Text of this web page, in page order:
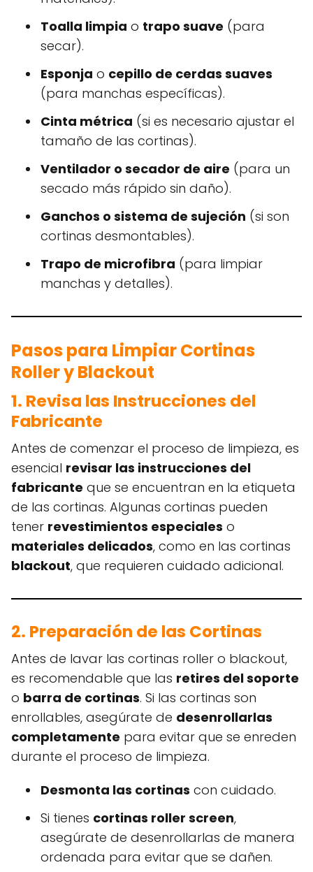
Toalla limpia o trapo suave (para
secar).
Esponja o cepillo de cerdas suaves
(para manchas específicas).
Cinta métrica (si es necesario ajustar el
tamaño de las cortinas).
Ventilador o secador de aire (para un
secado más rápido sin daño).
Ganchos o sistema de sujeción (si son
cortinas desmontables).
Trapo de microfibra (para limpiar
manchas y detalles).
Pasos para Limpiar Cortinas
Roller y Blackout
1. Revisa las Instrucciones del
Fabricante
Antes de comenzar el proceso de limpieza, es
esencial revisar las instrucciones del
fabricante que se encuentran en la etiqueta
de las cortinas. Algunas cortinas pueden
tener revestimientos especiales o
materiales delicados, como en las cortinas
blackout, que requieren cuidado adicional.
2. Preparación de las Cortinas
Antes de lavar las cortinas roller o blackout,
es recomendable que las retires del soporte
o barra de cortinas. Si las cortinas son
enrollables, asegúrate de desenrollarlas
completamente para evitar que se enreden
durante el proceso de limpieza.
Desmonta las cortinas con cuidado.
Si tienes cortinas roller screen,
asegúrate de desenrollarlas de manera
ordenada para evitar que se dañen.